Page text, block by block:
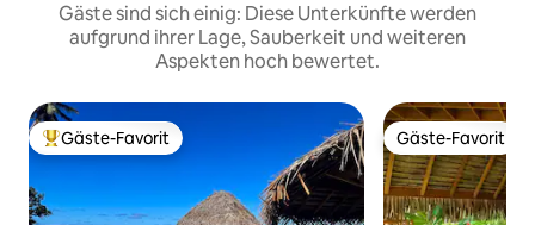
Gäste sind sich einig: Diese Unterkünfte werden
aufgrund ihrer Lage, Sauberkeit und weiteren
Aspekten hoch bewertet.
Beliebter Gäste-Favorit.
Gäste-Favorit Gäste-Favorit
Gäste-Favorit